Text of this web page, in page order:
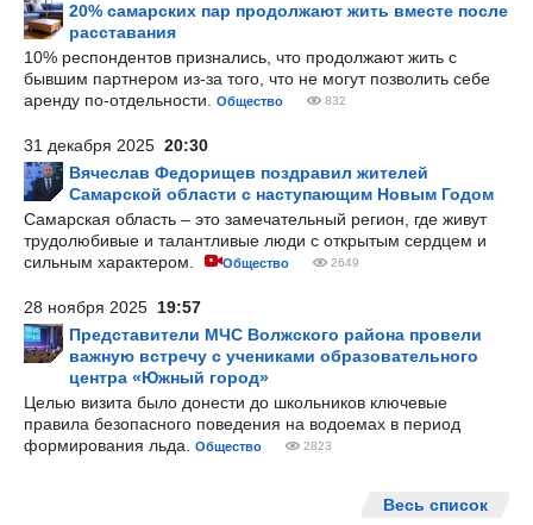
20% самарских пар продолжают жить вместе после
расставания
10% респондентов признались, что продолжают жить с
бывшим партнером из-за того, что не могут позволить себе
аренду по-отдельности.
Общество 832
31 декабря 2025 20:30
Вячеслав Федорищев поздравил жителей
Самарской области с наступающим Новым Годом
Самарская область – это замечательный регион, где живут
трудолюбивые и талантливые люди с открытым сердцем и
сильным характером.
Общество 2649
28 ноября 2025 19:57
Представители МЧС Волжского района провели
важную встречу с учениками образовательного
центра «Южный город»
Целью визита было донести до школьников ключевые
правила безопасного поведения на водоемах в период
формирования льда.
Общество 2823
Весь список